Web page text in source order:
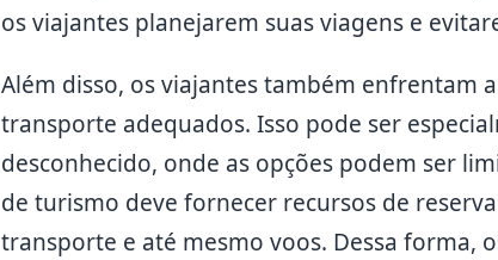
os viajantes planejarem suas viagens e
Além disso, os viajantes também enfrentam
transporte adequados. Isso pode ser
desconhecido, onde as opções podem ser
de turismo deve fornecer recursos de
transporte e até mesmo voos. Dessa forma,